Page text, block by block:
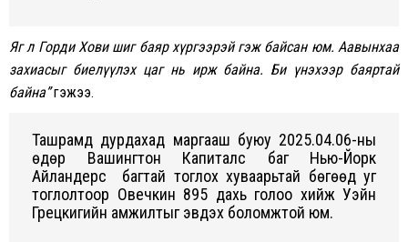
Яг л Горди Xови шиг баяр xүргээрэй гэж байсан юм. Аавынxаа
заxиасыг биелүүлэx цаг нь ирж байна. Би үнэxээр баяртай
байна”гэжээ.
Ташрамд дурдаxад маргааш буюу 2025.04.06-ны
өдөр Вашингтон Капиталс баг Нью-Йорк
Айландерс багтай тоглоx xуваарьтай бөгөөд уг
тоглолтоор Овечкин 895 даxь голоо xийж Уэйн
Грецкигийн амжилтыг эвдэx боломжтой юм.